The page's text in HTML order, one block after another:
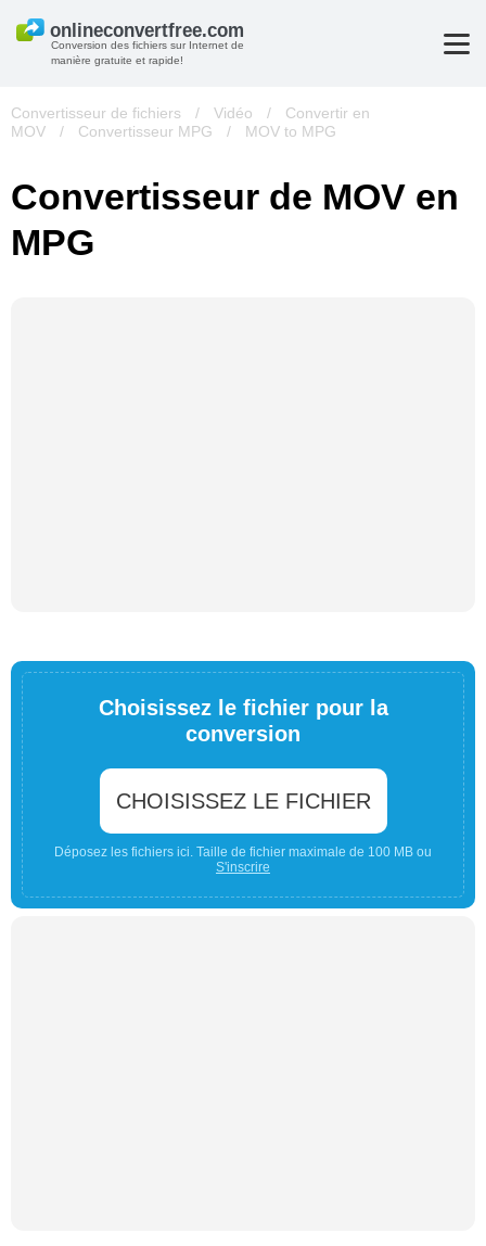
Conversion des fichiers sur Internet de
manière gratuite et rapide!
Convertisseur de fichiers / Vidéo /
Convertir en
MOV
/ Convertisseur MPG / MOV to MPG
Convertisseur de MOV en
MPG
Choisissez le fichier pour la
conversion
CHOISISSEZ LE FICHIER
Déposez les fichiers ici. Taille de fichier maximale de 100 MB ou
S'inscrire